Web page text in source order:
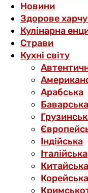
Новини
Здорове
Кулінарна
Страви
Кухні світу
Арабська
Баварська
Індійська
Італійська
Китайська
Корейська